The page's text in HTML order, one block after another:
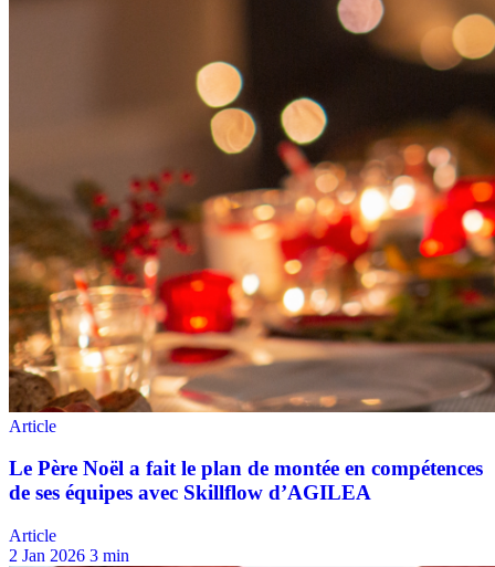
Article
2 Jan 2026 3 min